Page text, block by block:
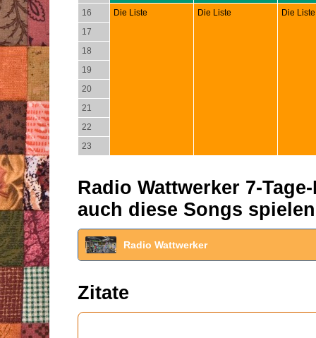
16
Die Liste Die Liste
Die Liste
17
18
19
20
21
22
23
Radio Wattwerker 7-
auch diese Songs spielen
Radio Wattwerker
Zitate